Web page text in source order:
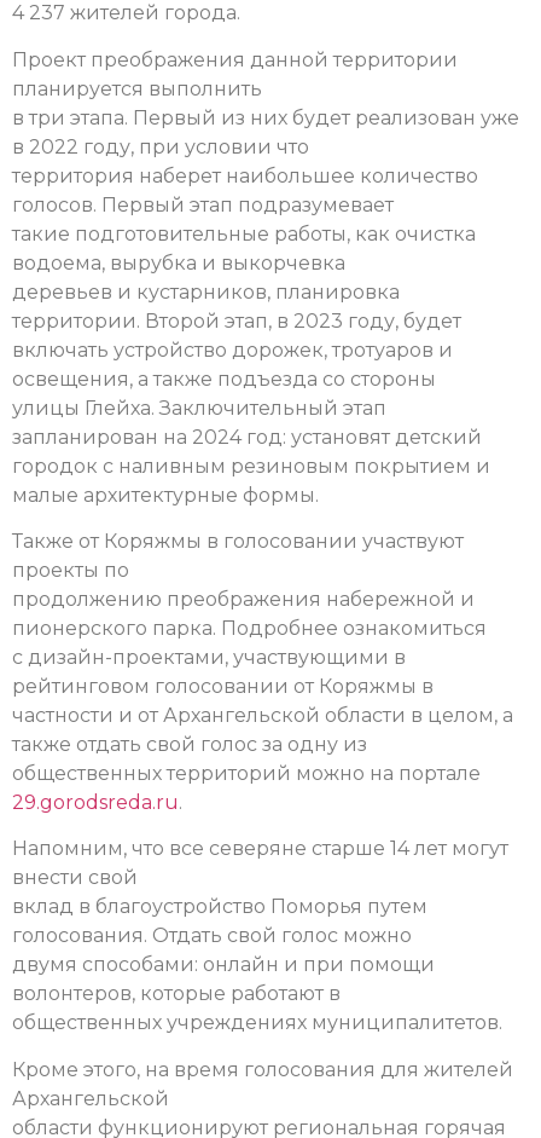
4 237 жителей города.
Проект преображения данной территории
планируется выполнить
в три этапа. Первый из них будет реализован уже
в 2022 году, при условии что
территория наберет наибольшее количество
голосов. Первый этап подразумевает
такие подготовительные работы, как очистка
водоема, вырубка и выкорчевка
деревьев и кустарников, планировка
территории. Второй этап, в 2023 году, будет
включать устройство дорожек, тротуаров и
освещения, а также подъезда со стороны
улицы Глейха. Заключительный этап
запланирован на 2024 год: установят детский
городок с наливным резиновым покрытием и
малые архитектурные формы.
Также от Коряжмы в голосовании участвуют
проекты по
продолжению преображения набережной и
пионерского парка. Подробнее ознакомиться
с дизайн-проектами, участвующими в
рейтинговом голосовании от Коряжмы в
частности и от Архангельской области в целом, а
также отдать свой голос за одну из
общественных территорий можно на портале
29.gorodsreda.ru.
Напомним, что все северяне старше 14 лет могут
внести свой
вклад в благоустройство Поморья путем
голосования. Отдать свой голос можно
двумя способами: онлайн и при помощи
волонтеров, которые работают в
общественных учреждениях муниципалитетов.
Кроме этого, на время голосования для жителей
Архангельской
области функционируют региональная горячая